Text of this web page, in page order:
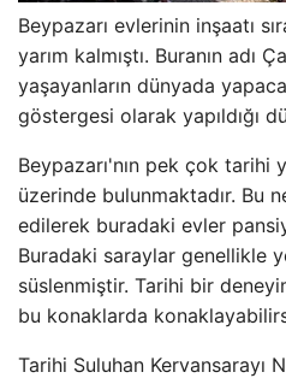
Beypazarı evlerinin inşaatı
yarım kalmıştı. Buranın adı
yaşayanların dünyada
göstergesi olarak yapıldığı
Beypazarı'nın pek çok tarihi
üzerinde bulunmaktadır. Bu
edilerek buradaki evler
Buradaki saraylar genellikle
süslenmiştir. Tarihi bir
bu konaklarda
Tarihi Suluhan Kervansarayı